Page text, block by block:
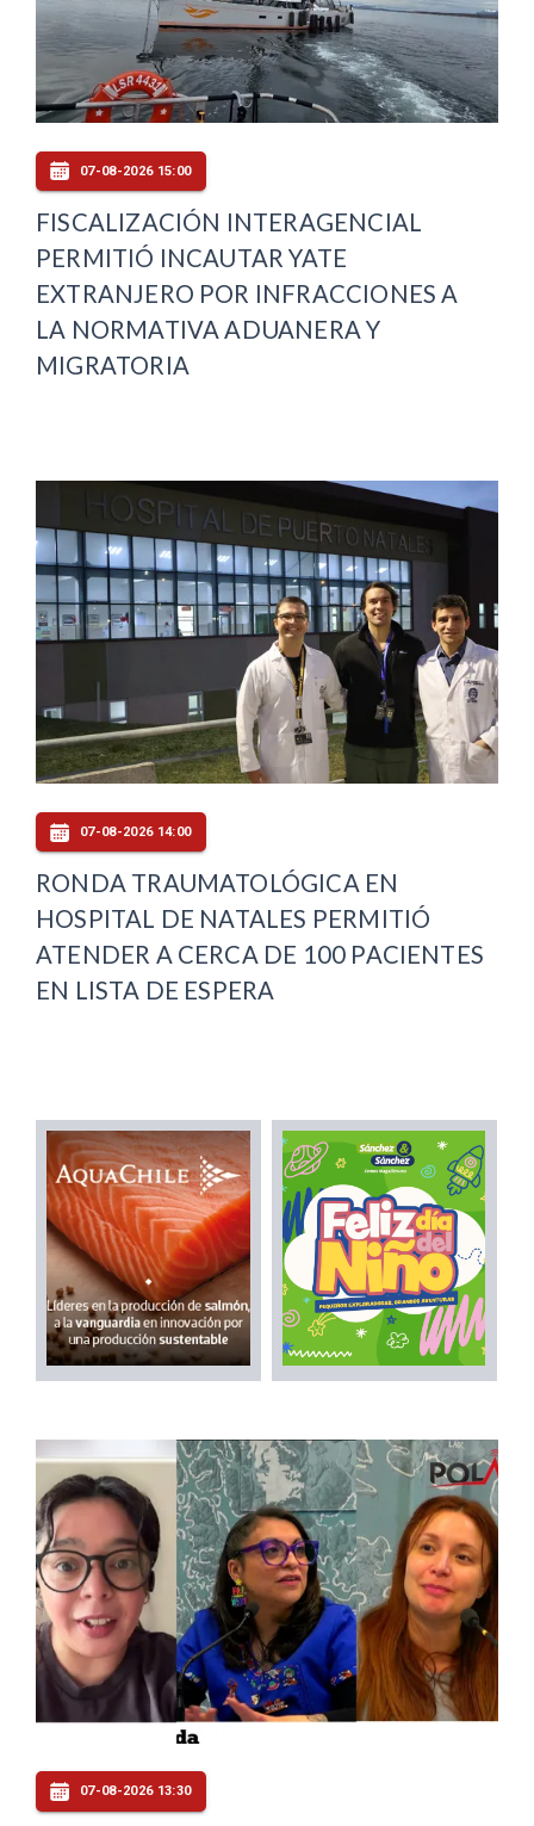
07-08-2026 15:00
FISCALIZACIÓN INTERAGENCIAL
PERMITIÓ INCAUTAR YATE
EXTRANJERO POR INFRACCIONES A
LA NORMATIVA ADUANERA Y
MIGRATORIA
07-08-2026 14:00
RONDA TRAUMATOLÓGICA EN
HOSPITAL DE NATALES PERMITIÓ
ATENDER A CERCA DE 100 PACIENTES
EN LISTA DE ESPERA
07-08-2026 13:30